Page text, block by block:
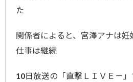
た
関係者によると、宮澤アナは妊
仕事は継続
10日放送の「直撃ＬＩＶＥ－」